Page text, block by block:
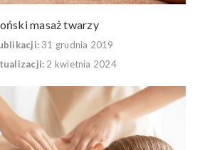
masaż twarzy
31 grudnia 2019
2 kwietnia 2024